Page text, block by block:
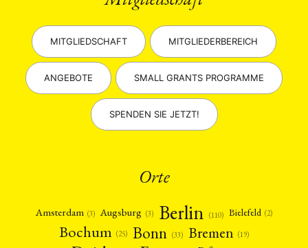
MITGLIEDSCHAFT MITGLIEDERBEREICH
ANGEBOTE SMALL GRANTS PROGRAMME
SPENDEN SIE JETZT!
Orte
Amsterdam (3) Augsburg (3) Berlin (110) Bielefeld (2)
Bochum (25) Bonn (33) Bremen (19)